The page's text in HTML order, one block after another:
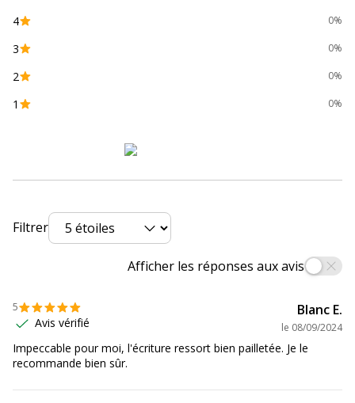
Données d'identification
4 0%
3 0%
2 0%
1 0%
Filtrer
Afficher les réponses aux avis
5
Avis vérifié
Blanc E.
le 08/09/2024
Impeccable pour moi, l'écriture ressort bien pailletée. Je le
recommande bien sûr.